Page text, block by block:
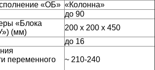
«ОБ» «Колонна»
до 90
«Блока
(мм)
200 х 200 х 450
до 16
переменного
~ 210-240